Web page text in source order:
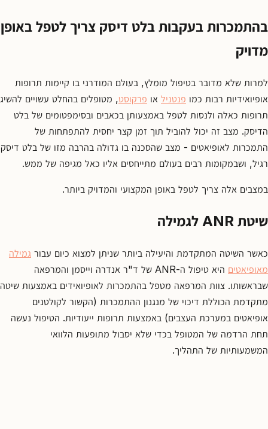
בהתמכרות בעקבות בלט דיסק צריך לטפל באופן
מדויק
למרות שלא מדובר בטיפול מומלץ, בעולם המודרני בו קיימות תרופות
אופיואידיות רבות כמו פנטניל או פרקוסט, מטופלים בהחלט עשויים להשיג
תרופות כאלה ולנסות לטפל באמצעותן בכאבים ובסימפטומים של בלט
הדיסק. מצב זה יכול להוביל תוך זמן קצר יחסית להתפתחות של
התמכרות לאופיאטים - מצב שהסכנה בו גדולה בהרבה מזו של בלט דיסק
רגיל, ושבמקומות רבים בעולם מתייחסים אליו כאל מגיפה של ממש.
במצבים אלה צריך לטפל באופן המקצועי והמדויק ביותר.
שיטת ANR לגמילה
כאשר השיטה המתקדמת והיעילה ביותר שניתן למצוא כיום עבור גמילה
מאופיאטים
היא טיפול ה-ANR של ד"ר אנדרה וייסמן והמרפאה
שבראשותו. צוות המרפאה מטפל בהתמכרות לאופיואידים באמצעות שיטה
מתקדמת הכוללת דיכוי של מנגנון ההתמכרות (הקשור לקולטנים
אופיאטים במערכת העצבים) באמצעות תרופות ייעודיות. הטיפול נעשה
תחת הרדמה של המטופל בכדי שלא יסבול מתופעות הלוואי
המשמעותיות של התהליך.